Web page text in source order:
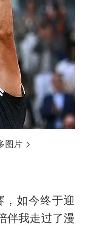
图片
，如今终于迎
伴我走过了漫